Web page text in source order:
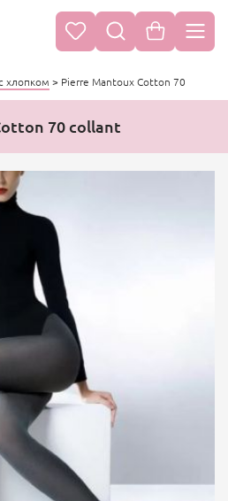
хлопком > Pierre Mantoux Cotton 70
70 collant